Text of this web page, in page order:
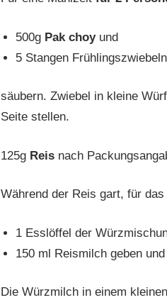
500g Pak choyund
5 Stangen
säubern. Zwiebel in kleine
Seite stellen.
125g Reis nach
Während der Reis gart, für das
1 Esslöffel der
150 ml Reismilch geben
Die Würzmilch in einem